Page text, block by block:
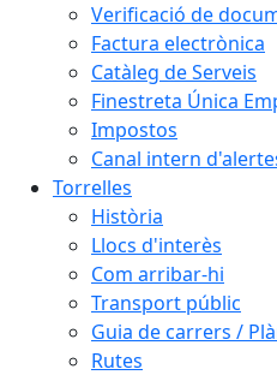
Verificació de
Factura electrònica
Catàleg de Serveis
Finestreta Única
Impostos
Canal intern
Torrelles
Història
Llocs d'interès
Com arribar-hi
Transport públic
Guia de carrers /
Rutes